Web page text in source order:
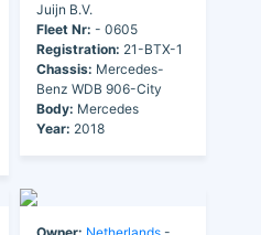
Juijn B.V.
Fleet Nr: - 0605
Registration: 21-BTX-1
Chassis: Mercedes-
Benz WDB 906-City
Body: Mercedes
Year: 2018